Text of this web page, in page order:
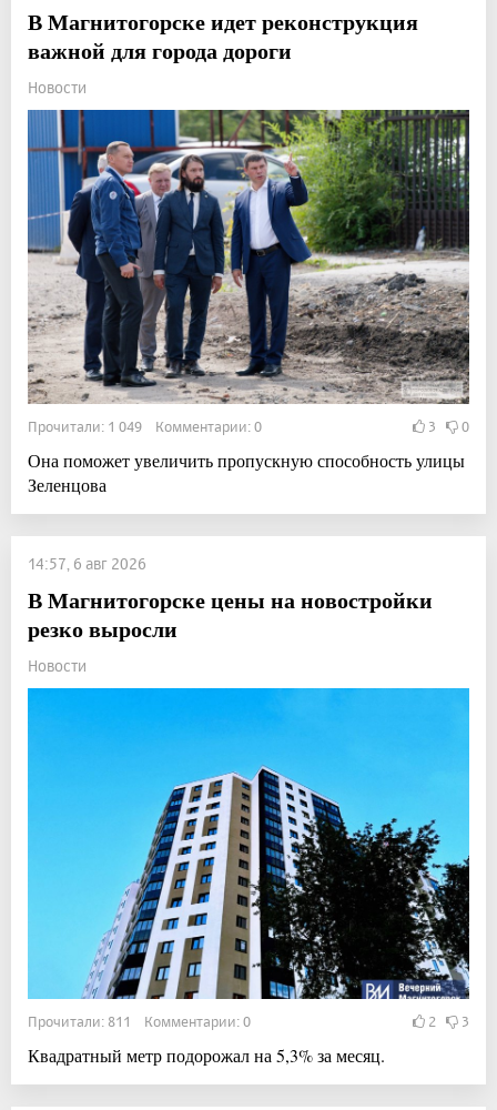
В Магнитогорске идет реконструкция
важной для города дороги
Новости
Прочитали: 1 049 Комментарии: 0 3 0
Она поможет увеличить пропускную способность улицы
Зеленцова
14:57, 6 авг 2026
В Магнитогорске цены на новостройки
резко выросли
Новости
Прочитали: 811 Комментарии: 0 2 3
Квадратный метр подорожал на 5,3% за месяц.